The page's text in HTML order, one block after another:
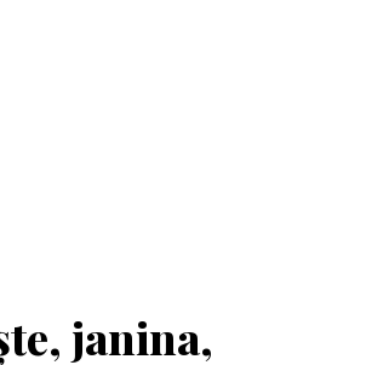
janina,